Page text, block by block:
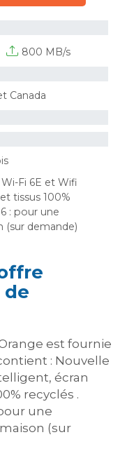
800 MB/s
Canada
Fi 6E et Wifi
tissus 100%
: pour une
(sur demande)
de
est fournie
: Nouvelle
écran
recyclés .
une
(sur